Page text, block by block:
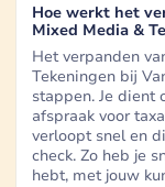
Hoe werkt het
Mixed Media &
Het verpanden
Tekeningen bij
stappen. Je dient
afspraak voor
verloopt snel en
check. Zo heb je
hebt, met jouw